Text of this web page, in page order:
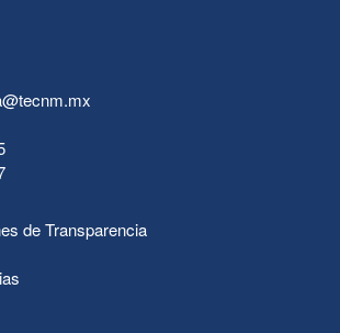
de Transparencia